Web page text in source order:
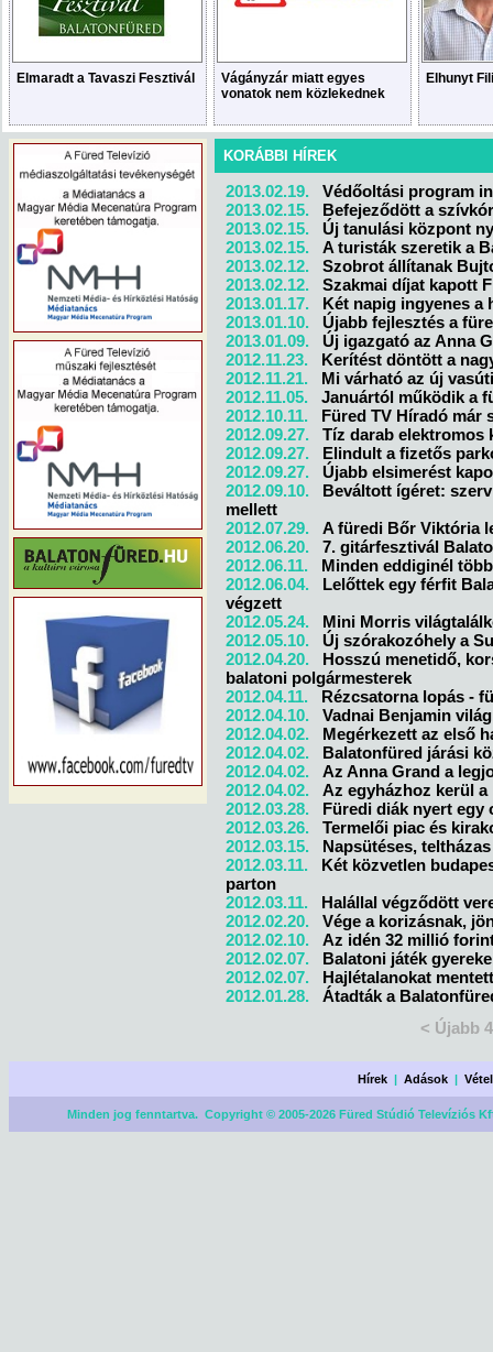
Elmaradt a Tavaszi Fesztivál
Vágányzár miatt egyes
vonatok nem közlekednek
Elhunyt
KORÁBBI HÍREK
2013.02.19. Védőoltási program
2013.02.15. Befejeződött a
2013.02.15. Új tanulási központ
2013.02.15. A turisták szeretik a
2013.02.12. Szobrot állítanak
2013.02.12. Szakmai díjat kapott
2013.01.17. Két napig ingyenes a
2013.01.10. Újabb fejlesztés a
2013.01.09. Új igazgató az Anna
2012.11.23. Kerítést döntött a
2012.11.21. Mi várható az új
2012.11.05. Januártól működik a
2012.10.11. Füred TV Híradó már
2012.09.27. Tíz darab elektromos
2012.09.27. Elindult a fizetős
2012.09.27. Újabb elsimerést
2012.09.10. Beváltott ígéret:
mellett
2012.07.29. A füredi Bőr Viktória
2012.06.20. 7. gitárfesztivál
2012.06.11. Minden eddiginél
2012.06.04. Lelőttek egy férfit
végzett
2012.05.24. Mini Morris
2012.05.10. Új szórakozóhely a
2012.04.20. Hosszú menetidő,
balatoni polgármesterek
2012.04.11. Rézcsatorna lopás -
2012.04.10. Vadnai Benjamin
2012.04.02. Megérkezett az első
2012.04.02. Balatonfüred járási
2012.04.02. Az Anna Grand a
2012.04.02. Az egyházhoz kerül a
2012.03.28. Füredi diák nyert egy
2012.03.26. Termelői piac és
2012.03.15. Napsütéses,
2012.03.11. Két közvetlen
parton
2012.03.11. Halállal végződött
2012.02.20. Vége a korizásnak,
2012.02.10. Az idén 32 millió
2012.02.07. Balatoni játék
2012.02.07. Hajlétalanokat
2012.01.28. Átadták a
< Újabb
Hírek |Adások |
Minden jog fenntartva. Copyright © 2005-2026 Füred Stúdió Televíziós